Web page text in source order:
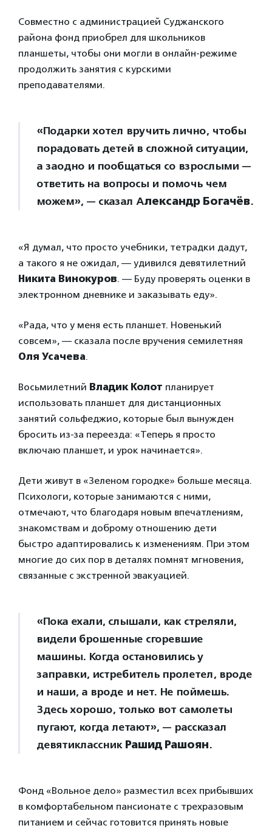
Совместно с администрацией Суджанского
района фонд приобрел для школьников
планшеты, чтобы они могли в онлайн-режиме
продолжить занятия с курскими
преподавателями.
«Подарки хотел вручить лично, чтобы
порадовать детей в сложной ситуации,
а заодно и пообщаться со взрослыми —
ответить на вопросы и помочь чем
можем», — сказал Александр Богачёв.
«Я думал, что просто учебники, тетрадки дадут,
а такого я не ожидал, — удивился девятилетний
Никита Винокуров. — Буду проверять оценки в
электронном дневнике и заказывать еду».
«Рада, что у меня есть планшет. Новенький
совсем», — сказала после вручения семилетняя
Оля Усачева.
Восьмилетний Владик Колот планирует
использовать планшет для дистанционных
занятий сольфеджио, которые был вынужден
бросить из-за переезда: «Теперь я просто
включаю планшет, и урок начинается».
Дети живут в «Зеленом городке» больше месяца.
Психологи, которые занимаются с ними,
отмечают, что благодаря новым впечатлениям,
знакомствам и доброму отношению дети
быстро адаптировались к изменениям. При этом
многие до сих пор в деталях помнят мгновения,
связанные с экстренной эвакуацией.
«Пока ехали, слышали, как стреляли,
видели брошенные сгоревшие
машины. Когда остановились у
заправки, истребитель пролетел, вроде
и наши, а вроде и нет. Не поймешь.
Здесь хорошо, только вот самолеты
пугают, когда летают», — рассказал
девятиклассник Рашид Рашоян.
Фонд «Вольное дело» разместил всех прибывших
в комфортабельном пансионате с трехразовым
питанием и сейчас готовится принять новые